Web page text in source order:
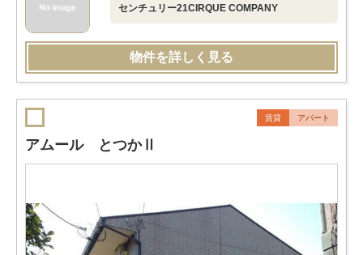
センチュリー21CIRQUE COMPANY
物件を詳しく見る
賃貸 アパート
アムール とつかⅡ